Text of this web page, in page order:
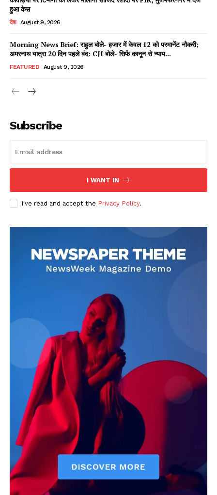
Facebook
X WhatsApp
Read Latest News on AIN
DOWNLOAD NOW
AIN NEWS 1
Contact Us
About Us
Privacy Policy
Terms of Use Agreement
Facebook
X WhatsApp
Share
हुआ केस
देश August 9, 2026
Morning News Brief: राहुल बोले- हजार में केवल 12 को परमानेंट नौकरी;
अमरनाथ यात्रा 20 दिन पहले बंद: CJI बोले- सिर्फ कानून से न्याय...
FEATURED August 9, 2026
Subscribe
I WANT IN
I've read and accept the Privacy Policy.